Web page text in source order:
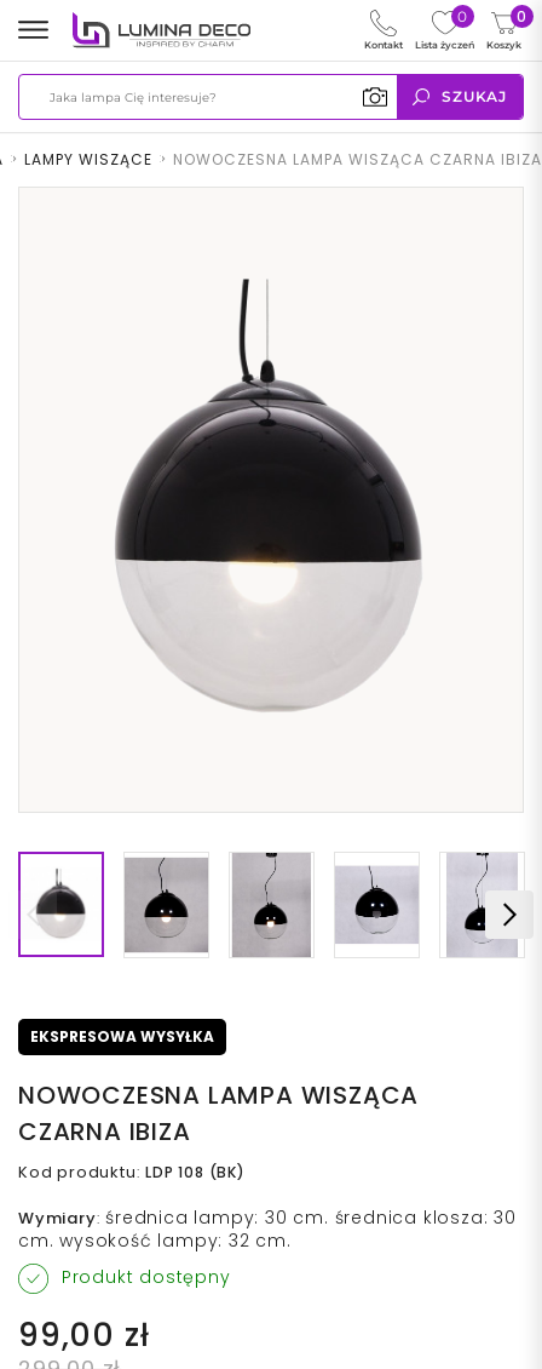
SZUKAJ
0
Koszyk
0
Lista życzeń
Kontakt
> LAMPY WISZĄCE > NOWOCZESNA LAMPA WISZĄCA CZARNA IBIZA
EKSPRESOWA WYSYŁKA
NOWOCZESNA LAMPA WISZĄCA
CZARNA IBIZA
Kod produktu:LDP 108 (BK)
Wymiary: średnica lampy: 30 cm. średnica klosza: 30
cm. wysokość lampy: 32 cm.
Produkt dostępny
99,00 zł